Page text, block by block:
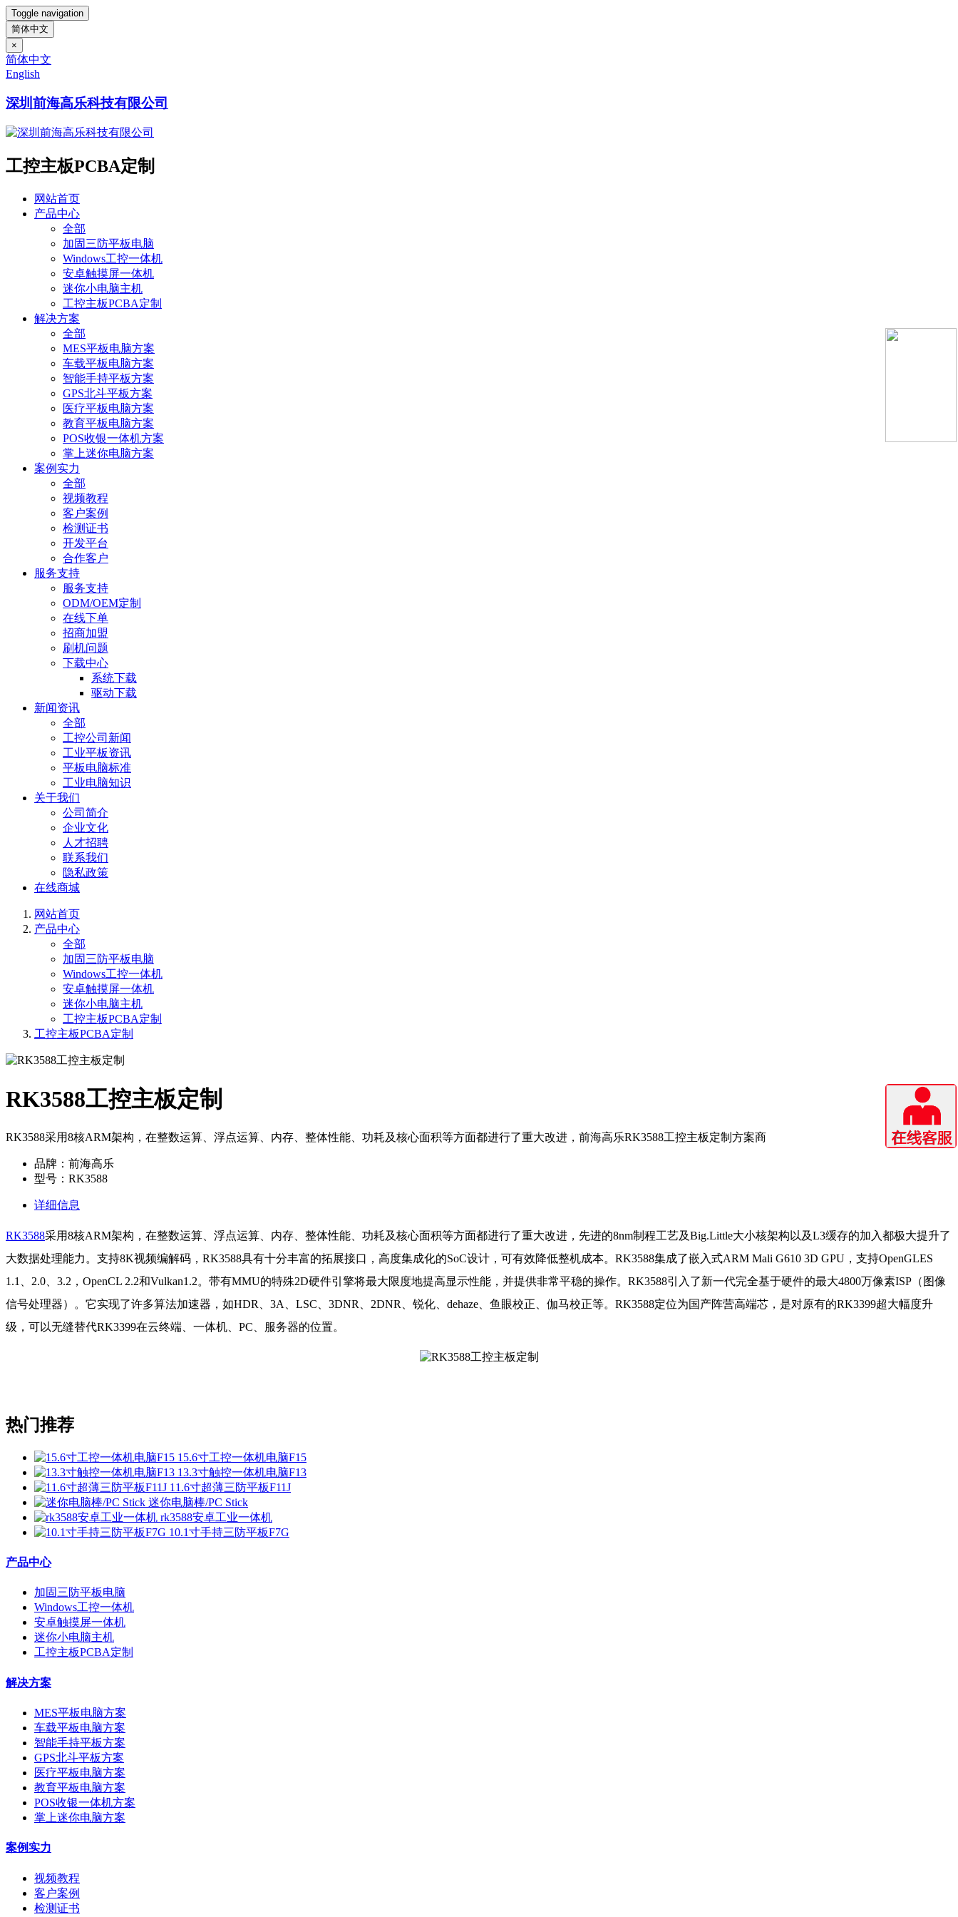
Toggle navigation
简体中文
×
简体中文
English
深圳前海高乐科技有限公司
工控主板PCBA定制
网站首页
产品中心
全部
加固三防平板电脑
Windows工控一体机
安卓触摸屏一体机
迷你小电脑主机
工控主板PCBA定制
解决方案
全部
MES平板电脑方案
车载平板电脑方案
智能手持平板方案
GPS北斗平板方案
医疗平板电脑方案
教育平板电脑方案
POS收银一体机方案
掌上迷你电脑方案
案例实力
全部
视频教程
客户案例
检测证书
开发平台
合作客户
服务支持
服务支持
ODM/OEM定制
在线下单
招商加盟
刷机问题
下载中心
系统下载
驱动下载
新闻资讯
全部
工控公司新闻
工业平板资讯
平板电脑标准
工业电脑知识
关于我们
公司简介
企业文化
人才招聘
联系我们
隐私政策
在线商城
网站首页
产品中心
全部
加固三防平板电脑
Windows工控一体机
安卓触摸屏一体机
迷你小电脑主机
工控主板PCBA定制
工控主板PCBA定制
RK3588工控主板定制
RK3588采用8核ARM架构，在整数运算、浮点运算、内存、整体性能、功耗及核心面积等方面都进行了重大改进，前海高乐RK3588工控主板定制方案商
品牌：前海高乐
型号：RK3588
详细信息
RK3588采用8核ARM架构，在整数运算、浮点运算、内存、整体性能、功耗及核心面积等方面都进行了重大改进，先进的8nm制程工艺及Big.Little大小核架构以及L3缓存的加入都极大提升了
大数据处理能力。支持8K视频编解码，RK3588具有十分丰富的拓展接口，高度集成化的SoC设计，可有效降低整机成本。RK3588集成了嵌入式ARM Mali G610 3D GPU，支持OpenGLES
1.1、2.0、3.2，OpenCL 2.2和Vulkan1.2。带有MMU的特殊2D硬件引擎将最大限度地提高显示性能，并提供非常平稳的操作。RK3588引入了新一代完全基于硬件的最大4800万像素ISP（图像
信号处理器）。它实现了许多算法加速器，如HDR、3A、LSC、3DNR、2DNR、锐化、dehaze、鱼眼校正、伽马校正等。RK3588定位为国产阵营高端芯，是对原有的RK3399超大幅度升
级，可以无缝替代RK3399在云终端、一体机、PC、服务器的位置。
热门推荐
15.6寸工控一体机电脑F15
13.3寸触控一体机电脑F13
11.6寸超薄三防平板F11J
迷你电脑棒/PC Stick
rk3588安卓工业一体机
10.1寸手持三防平板F7G
产品中心
加固三防平板电脑
Windows工控一体机
安卓触摸屏一体机
迷你小电脑主机
工控主板PCBA定制
解决方案
MES平板电脑方案
车载平板电脑方案
智能手持平板方案
GPS北斗平板方案
医疗平板电脑方案
教育平板电脑方案
POS收银一体机方案
掌上迷你电脑方案
案例实力
视频教程
客户案例
检测证书